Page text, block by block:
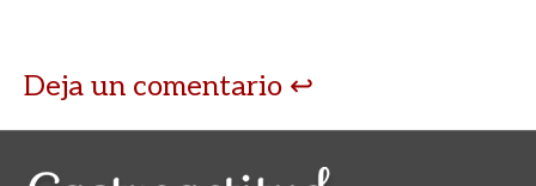
Deja un comentario